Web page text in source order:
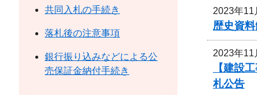
2023年11
歴史資
2023年11
【建設
札公告
共同入札の手続き
落札後の注意事項
銀行振り込みなどによる公
売保証金納付手続き